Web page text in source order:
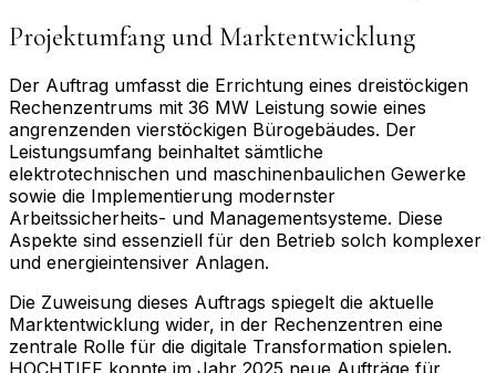
Projektumfang und Marktentwicklung
Der Auftrag umfasst die Errichtung eines dreistöckigen
Rechenzentrums mit 36 MW Leistung sowie eines
angrenzenden vierstöckigen Bürogebäudes. Der
Leistungsumfang beinhaltet sämtliche
elektrotechnischen und maschinenbaulichen Gewerke
sowie die Implementierung modernster
Arbeitssicherheits- und Managementsysteme. Diese
Aspekte sind essenziell für den Betrieb solch komplexer
und energieintensiver Anlagen.
Die Zuweisung dieses Auftrags spiegelt die aktuelle
Marktentwicklung wider, in der Rechenzentren eine
zentrale Rolle für die digitale Transformation spielen.